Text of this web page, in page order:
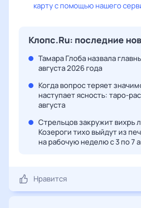
карту с помощью нашего
Клопс.Ru: последние
Тамара Глоба назвала
августа 2026 года
Когда вопрос теряет
наступает ясность: таро-
августа
Стрельцов закружит вихрь
Козероги тихо выйдут из
на рабочую неделю с 3 по 7
Нравится